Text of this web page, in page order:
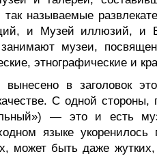
называемые
и Музей иллюзий, и
музеи,
этнографические и
вынесено в заголовок
С одной стороны,
— это и есть
языке укоренилось
может быть даже